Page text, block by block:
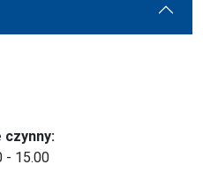
czynny:
- 15.00